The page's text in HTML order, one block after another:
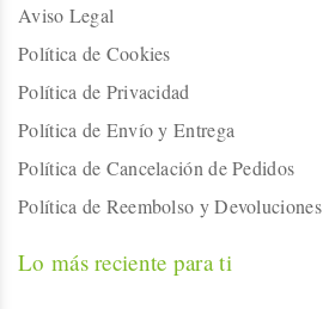
Aviso Legal
Política de Cookies
Política de Privacidad
Política de Envío y Entrega
Política de Cancelación de Pedidos
Política de Reembolso y Devoluciones
Lo más reciente para ti